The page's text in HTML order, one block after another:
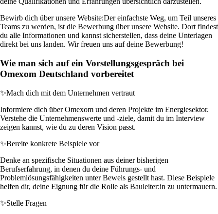
Bewirb dich über unsere Website:Der einfachste Weg, um Teil unseres
Teams zu werden, ist die Bewerbung über unsere Website. Dort findest
du alle Informationen und kannst sicherstellen, dass deine Unterlagen
direkt bei uns landen. Wir freuen uns auf deine Bewerbung!
Wie man sich auf ein Vorstellungsgespräch bei
Omexom Deutschland vorbereitet
✨Mach dich mit dem Unternehmen vertraut
Informiere dich über Omexom und deren Projekte im Energiesektor.
Verstehe die Unternehmenswerte und -ziele, damit du im Interview
zeigen kannst, wie du zu deren Vision passt.
✨Bereite konkrete Beispiele vor
Denke an spezifische Situationen aus deiner bisherigen
Berufserfahrung, in denen du deine Führungs- und
Problemlösungsfähigkeiten unter Beweis gestellt hast. Diese Beispiele
helfen dir, deine Eignung für die Rolle als Bauleiter:in zu untermauern.
✨Stelle Fragen